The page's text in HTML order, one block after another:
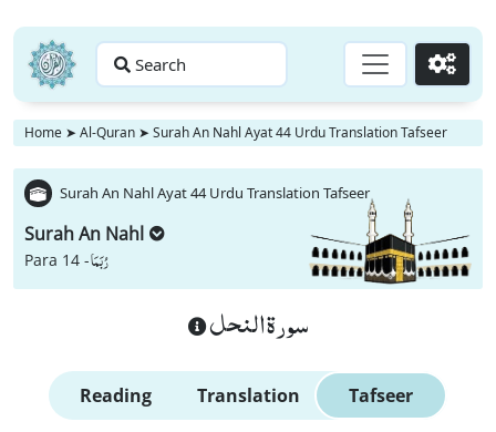
Search Go
Home ➤ Al-Quran ➤ Surah An Nahl Ayat 44 Urdu Translation Tafseer
Surah An Nahl Ayat 44 Urdu Translation Tafseer
Surah An Nahl
Para 14 -رُبَمَا
سورة النحل
Reading Translation Tafseer